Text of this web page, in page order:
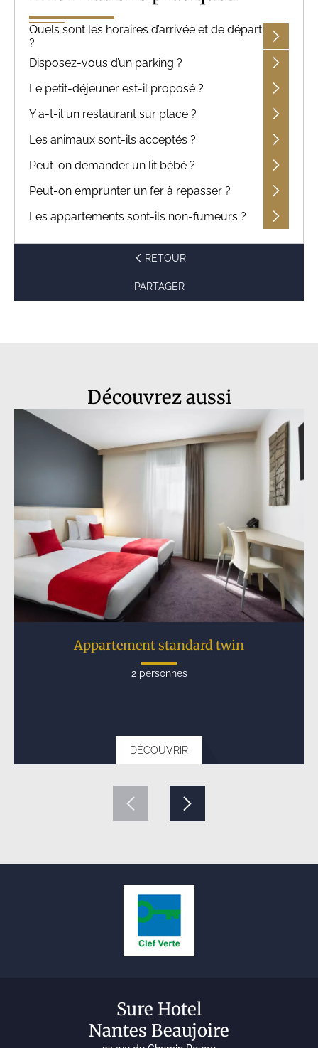
Quels sont les horaires d’arrivée et de départ
?
Disposez-vous d’un parking ?
Le petit-déjeuner est-il proposé ?
Y a-t-il un restaurant sur place ?
Les animaux sont-ils acceptés ?
Peut-on demander un lit bébé ?
Peut-on emprunter un fer à repasser ?
Les appartements sont-ils non-fumeurs ?
RETOUR
PARTAGER
Découvrez aussi
Appartement standard twin
2 personnes
DÉCOUVRIR
Sure Hotel
Nantes Beaujoire